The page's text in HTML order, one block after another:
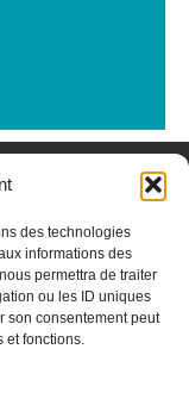
des technologies
informations des
permettra de traiter
ou les ID uniques
son consentement peut
et fonctions.